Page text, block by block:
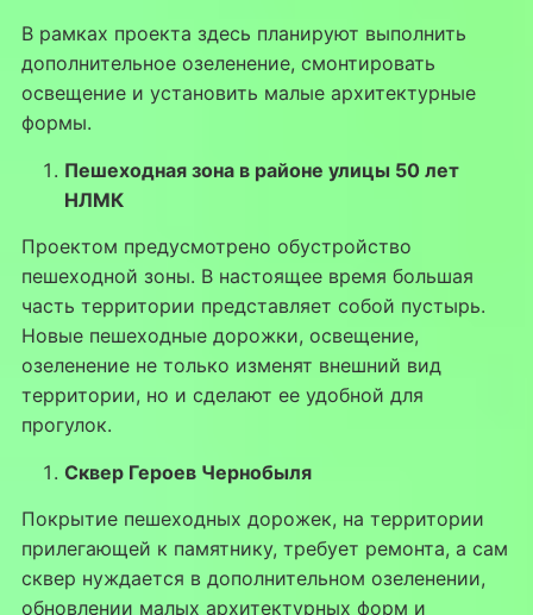
В рамках проекта здесь планируют выполнить
дополнительное озеленение, смонтировать
освещение и установить малые архитектурные
формы.
Пешеходная зона в районе улицы 50 лет
НЛМК
Проектом предусмотрено обустройство
пешеходной зоны. В настоящее время большая
часть территории представляет собой пустырь.
Новые пешеходные дорожки, освещение,
озеленение не только изменят внешний вид
территории, но и сделают ее удобной для
прогулок.
Сквер Героев Чернобыля
Покрытие пешеходных дорожек, на территории
прилегающей к памятнику, требует ремонта, а сам
сквер нуждается в дополнительном озеленении,
обновлении малых архитектурных форм и